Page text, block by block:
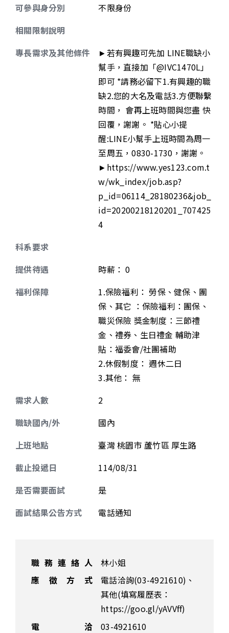
可參與身分別
不限身份
相關限制說明
專長需求及其他條件
►若有興趣可先加 LINE職缺小
幫手，直接加「@IVC1470L」
即可 *請務必留下1.有興趣的職
缺2.您的大名及電話3.方便聯繫
時間， 會再上班時間與您盡 快
回覆，謝謝。 *貼心小提
醒:LINE小幫手上班時間為周一
至周五，0830-1730，謝謝。
►https://www.yes123.com.t
w/wk_index/job.asp?
p_id=06114_28180236&job_
id=20200218120201_707425
4
科系要求
提供待遇
時薪： 0
福利保障
1.保險福利： 勞保、健保、團
保、其它 ：保險福利：團保、
職災保險 獎金制度：三節禮
金、禮券、生日禮金 輔助津
貼：福委會/社團補助
2.休假制度： 週休二日
3.其他： 無
需求人數
2
職缺國內/外
國內
上班地點
臺灣 桃園市 蘆竹區 厚生路
截止投遞日
114/08/31
是否需要面試
是
面試結果公告方式
電話通知
職務連絡人
林小姐
應徵方式
電話洽詢(03-4921610)、
其他(填寫履歷表：
https://goo.gl/yAVVff)
電 洽
03-4921610